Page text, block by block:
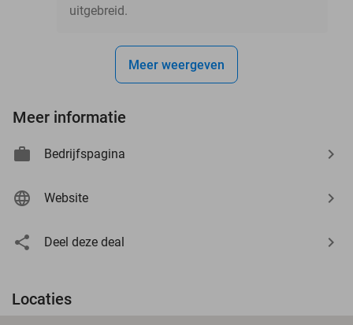
uitgebreid.
Meer weergeven
Meer informatie
Bedrijfspagina
Website
Deel deze deal
Locaties